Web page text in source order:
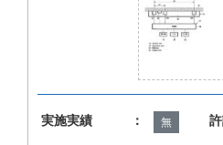
実施実績 ： 無